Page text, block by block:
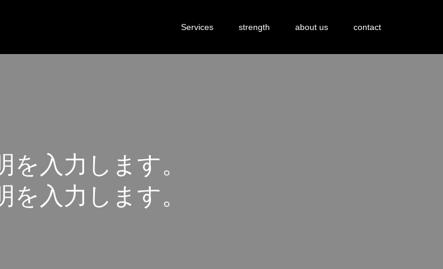
Services strength about us contact
を 入 力 し ま す。
を 入 力 し ま す。